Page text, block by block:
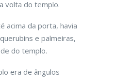
volta do templo.
acima da porta, havia
e palmeiras,
do templo.
era de ângulos